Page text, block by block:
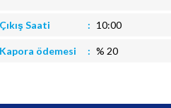
Çıkış Saati 10:00
Kapora ödemesi % 20